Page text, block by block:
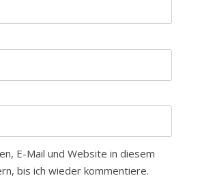
E-Mail und Website in diesem
bis ich wieder kommentiere.